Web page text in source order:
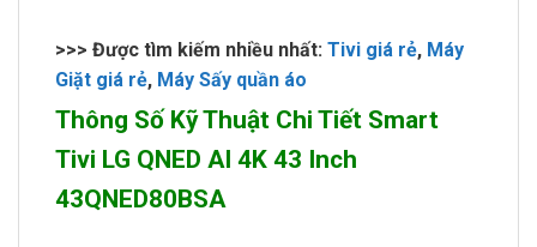
>>> Được tìm kiếm nhiều nhất: Tivi giá rẻ, Máy
Giặt giá rẻ, Máy Sấy quần áo
Thông Số Kỹ Thuật Chi Tiết Smart
Tivi LG QNED AI 4K 43 Inch
43QNED80BSA